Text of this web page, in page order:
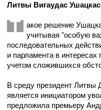
Литвы Вигаудас
Т
акое решение
учитывая "особую
последовательных
и парламента в интересах
учетом сложившихся
В среду президент Литвы
является инициатором
предложила премьеру